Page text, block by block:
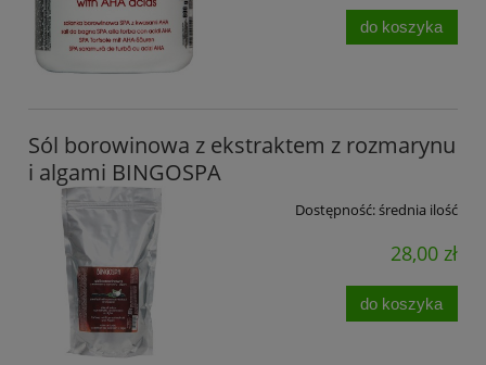
do koszyka
Sól borowinowa z ekstraktem z rozmarynu
i algami BINGOSPA
Dostępność:średnia ilość
28,00 zł
do koszyka